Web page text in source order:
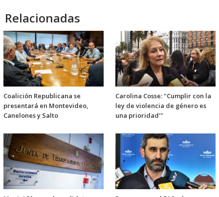
Relacionadas
Coalición Republicana se
presentará en Montevideo,
Canelones y Salto
Carolina Cosse: "Cumplir con la
ley de violencia de género es
una prioridad'"